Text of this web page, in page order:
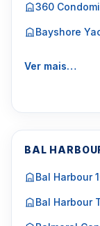
360
Bayshore
Ver mais…
BAL
Bal Harbour
Bal Harbour